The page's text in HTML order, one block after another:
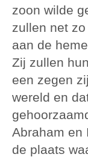
zoon wilde
zullen net
aan de
Zij zullen
een zegen
wereld en
Abraham en
de plaats